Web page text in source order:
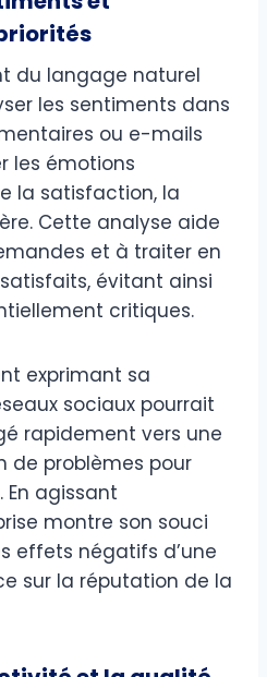
du langage naturel
les sentiments dans
ou e-mails
les émotions
la satisfaction, la
Cette analyse aide
et à traiter en
évitant ainsi
critiques.
exprimant sa
sociaux pourrait
rapidement vers une
de problèmes pour
En agissant
montre son souci
effets négatifs d’une
sur la réputation de la